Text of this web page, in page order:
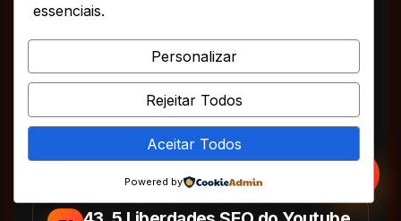
50 42. 5 Liberdades Minimalismo
com Re Nunes
8 aulas
Ver aulas (8)
essenciais.
Personalizar
Rejeitar Todos
Aceitar Todos
Powered by